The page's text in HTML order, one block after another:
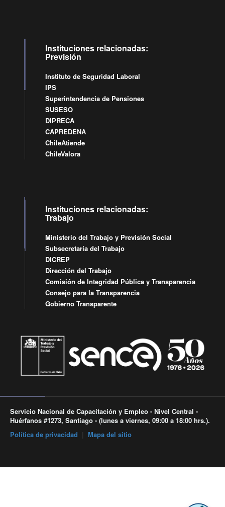
Instituciones relacionadas:
Previsión
Instituto de Seguridad Laboral
IPS
Superintendencia de Pensiones
SUSESO
DIPRECA
CAPREDENA
ChileAtiende
ChileValora
Instituciones relacionadas:
Trabajo
Ministerio del Trabajo y Previsión Social
Subsecretaría del Trabajo
DICREP
Dirección del Trabajo
Comisión de Integridad Pública y Transparencia
Consejo para la Transparencia
Gobierno Transparente
Servicio Nacional de Capacitación y Empleo - Nivel Central -
Huérfanos #1273, Santiago - (lunes a viernes, 09:00 a 18:00 hrs.).
Política de privacidad
Mapa del sitio